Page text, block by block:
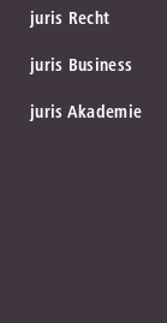
juris Recht
juris Business
juris Akademie